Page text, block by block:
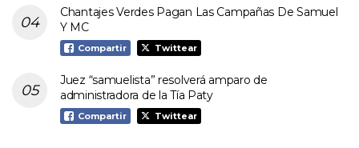
Chantajes Verdes Pagan Las Campañas De Samuel
Y MC
Compartir Twittear
Juez “samuelista” resolverá amparo de
administradora de la Tía Paty
Compartir Twittear